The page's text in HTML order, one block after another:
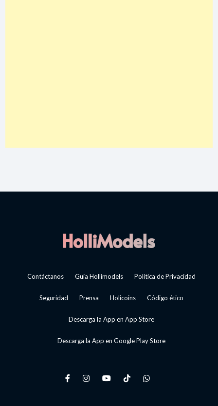
Contáctanos Guía Hollimodels Política de Privacidad
Seguridad Prensa Holicoins Código ético
Descarga la App en App Store
Descarga la App en Google Play Store